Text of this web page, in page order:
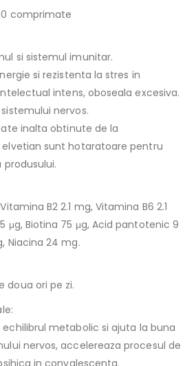
comprimate
si sistemul imunitar.
si rezistenta la stres in
intens, oboseala excesiva.
nervos.
inalta obtinute de la
sunt hotaratoare pentru
B2 2.1 mg, Vitamina B6 2.1
μg, Biotina 75 μg, Acid pantotenic 9
Niacina 24 mg.
doua ori pe zi.
metabolic si ajuta la buna
nervos, accelereaza procesul de